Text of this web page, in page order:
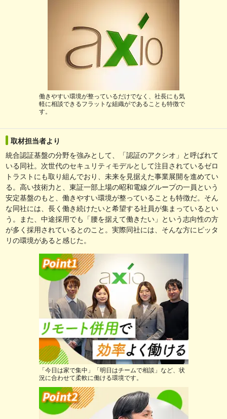
働きやすい環境が整っているだけでなく、社長にも気
軽に相談できるフラットな組織がであることも特徴で
す。
取材担当者より
統合認証基盤の分野を強みとして、「認証のアクシオ」と呼ばれて
いる同社。次世代のセキュリティモデルとして注目されているゼロ
トラストにも取り組んでおり、未来を見据えた事業展開を進めてい
る。高い技術力と、東証一部上場の昭和電線グループの一員という
安定基盤のもと、働きやすい環境が整っていることも特徴だ。そん
な同社には、長く働き続けたいと希望する社員が集まっているとい
う。また、中途採用でも「腰を据えて働きたい」という志向性の方
が多く採用されているとのこと。実際同社には、そんな方にピッタ
リの環境があると感じた。
「今日は家で集中」「明日はチームで相談」など、状
況に合わせて柔軟に働ける環境です。